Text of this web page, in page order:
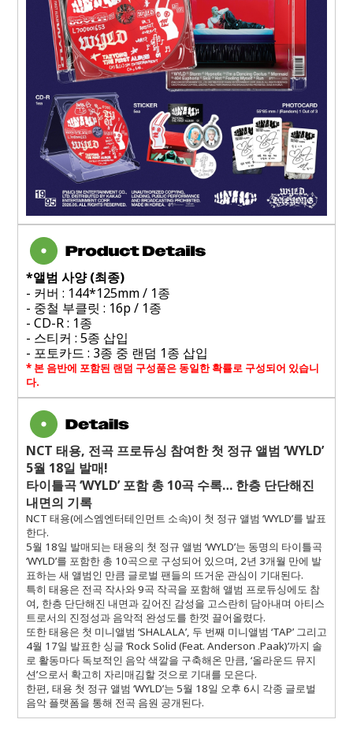
*앨범 사양(최종)
- 커버 : 144*125mm / 1종
- 중철 부클릿 : 16p / 1종
- CD-R : 1종
- 스티커 : 5종 삽입
- 포토카드 : 3종 중 랜덤 1종 삽입
* 본 음반에 포함된 랜덤 구성품은 동일한 확률로 구성되어 있습니
다.
NCT 태용, 전곡 프로듀싱 참여한 첫 정규 앨범 ‘WYLD’
5월 18일 발매!
타이틀곡 ‘WYLD’ 포함 총10곡 수록… 한층 단단해진
내면의 기록
NCT 태용(에스엠엔터테인먼트 소속)이 첫 정규 앨범 ‘WYLD’를 발표
한다.
5월 18일 발매되는 태용의 첫 정규 앨범 ‘WYLD’는 동명의 타이틀곡
‘WYLD’를 포함한 총 10곡으로 구성되어 있으며, 2년 3개월 만에 발
표하는 새 앨범인 만큼 글로벌 팬들의 뜨거운 관심이 기대된다.
특히 태용은 전곡 작사와9곡 작곡을 포함해 앨범 프로듀싱에도 참
여, 한층 단단해진 내면과 깊어진 감성을 고스란히 담아내며 아티스
트로서의 진정성과 음악적 완성도를 한껏 끌어올렸다.
또한 태용은 첫 미니앨범 ‘SHALALA’, 두 번째 미니앨범 ‘TAP’ 그리고
4월 17일 발표한 싱글 ‘Rock Solid (Feat. Anderson .Paak)’까지 솔
로 활동마다 독보적인 음악 색깔을 구축해온 만큼, ‘올라운드 뮤지
션’으로서 확고히 자리매김할 것으로 기대를 모은다.
한편, 태용 첫 정규 앨범 ‘WYLD’는 5월 18일 오후 6시 각종 글로벌
음악 플랫폼을 통해 전곡 음원 공개된다.